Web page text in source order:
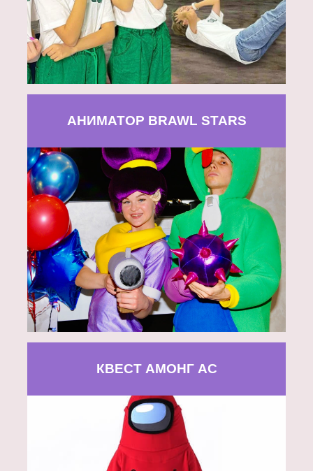
АНИМАТОР BRAWL STARS
КВЕСТ АМОНГ АС